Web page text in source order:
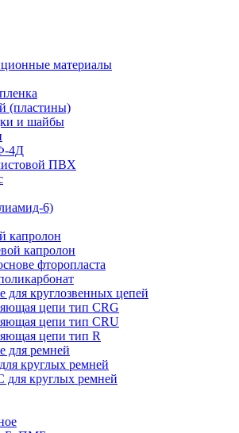
материалы
(пластины)
и шайбы
4Д
ПВХ
6)
капролон
капролон
фторопласта
круглозвенных цепей
цепи тип CRG
цепи тип CRU
цепи тип R
для ремней
круглых ремней
для круглых ремней